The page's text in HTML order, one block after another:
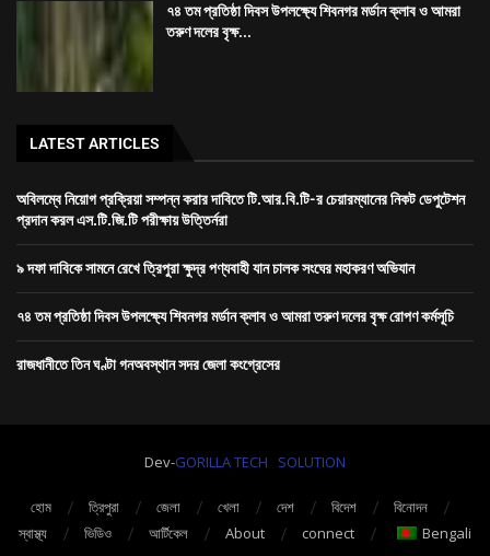
৭৪ তম প্রতিষ্ঠা দিবস উপলক্ষ্যে শিবনগর মর্ডান ক্লাব ও আমরা
তরুণ দলের বৃক্ষ...
LATEST ARTICLES
অবিলম্বে নিয়োগ প্রক্রিয়া সম্পন্ন করার দাবিতে টি.আর.বি.টি-র চেয়ারম্যানের নিকট ডেপুটেশন
প্রদান করল এস.টি.জি.টি পরীক্ষায় উত্তির্নরা
৯ দফা দাবিকে সামনে রেখে ত্রিপুরা ক্ষুদ্র পণ্যবাহী যান চালক সংঘের মহাকরণ অভিযান
৭৪ তম প্রতিষ্ঠা দিবস উপলক্ষ্যে শিবনগর মর্ডান ক্লাব ও আমরা তরুণ দলের বৃক্ষ রোপণ কর্মসূচি
রাজধানীতে তিন ঘণ্টা গনঅবস্থান সদর জেলা কংগ্রেসের
Dev-GORILLA TECH SOLUTION
হোম ত্রিপুরা জেলা খেলা দেশ বিদেশ
বিনোদন
স্বাস্থ্য
ভিডিও আর্টিকেল About connect Bengali